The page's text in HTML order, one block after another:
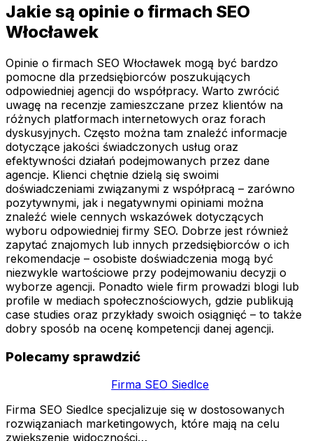
Jakie są opinie o firmach SEO
Włocławek
Opinie o firmach SEO Włocławek mogą być bardzo
pomocne dla przedsiębiorców poszukujących
odpowiedniej agencji do współpracy. Warto zwrócić
uwagę na recenzje zamieszczane przez klientów na
różnych platformach internetowych oraz forach
dyskusyjnych. Często można tam znaleźć informacje
dotyczące jakości świadczonych usług oraz
efektywności działań podejmowanych przez dane
agencje. Klienci chętnie dzielą się swoimi
doświadczeniami związanymi z współpracą – zarówno
pozytywnymi, jak i negatywnymi opiniami można
znaleźć wiele cennych wskazówek dotyczących
wyboru odpowiedniej firmy SEO. Dobrze jest również
zapytać znajomych lub innych przedsiębiorców o ich
rekomendacje – osobiste doświadczenia mogą być
niezwykle wartościowe przy podejmowaniu decyzji o
wyborze agencji. Ponadto wiele firm prowadzi blogi lub
profile w mediach społecznościowych, gdzie publikują
case studies oraz przykłady swoich osiągnięć – to także
dobry sposób na ocenę kompetencji danej agencji.
Polecamy sprawdzić
Firma SEO Siedlce
Firma SEO Siedlce specjalizuje się w dostosowanych
rozwiązaniach marketingowych, które mają na celu
zwiększenie widoczności…